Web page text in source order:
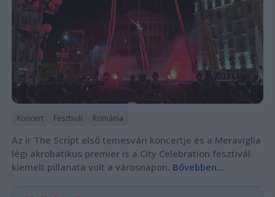
Koncert Fesztivál Románia
Az ír The Script első temesvári koncertje és a Meraviglia
légi akrobatikus premier is a City Celebration fesztivál
kiemelt pillanata volt a városnapon. Bővebben...